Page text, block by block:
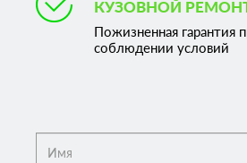
КУЗОВНОЙ
Пожизненная гарантия
соблюдении условий